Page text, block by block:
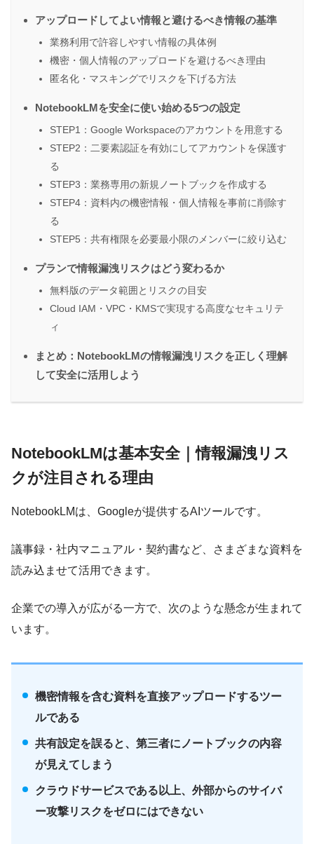
アップロードしてよい情報と避けるべき情報の基準
業務利用で許容しやすい情報の具体例
機密・個人情報のアップロードを避けるべき理由
匿名化・マスキングでリスクを下げる方法
NotebookLMを安全に使い始める5つの設定
STEP1：Google Workspaceのアカウントを用意する
STEP2：二要素認証を有効にしてアカウントを保護す
る
STEP3：業務専用の新規ノートブックを作成する
STEP4：資料内の機密情報・個人情報を事前に削除す
る
STEP5：共有権限を必要最小限のメンバーに絞り込む
プランで情報漏洩リスクはどう変わるか
無料版のデータ範囲とリスクの目安
Cloud IAM・VPC・KMSで実現する高度なセキュリテ
ィ
まとめ：NotebookLMの情報漏洩リスクを正しく理解
して安全に活用しよう
NotebookLMは基本安全｜情報漏洩リス
クが注目される理由
NotebookLMは、Googleが提供するAIツールです。
議事録・社内マニュアル・契約書など、さまざまな資料を
読み込ませて活用できます。
企業での導入が広がる一方で、次のような懸念が生まれて
います。
機密情報を含む資料を直接アップロードするツー
ルである
共有設定を誤ると、第三者にノートブックの内容
が見えてしまう
クラウドサービスである以上、外部からのサイバ
ー攻撃リスクをゼロにはできない